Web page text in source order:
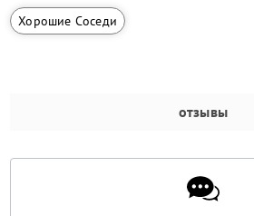
Хорошие Соседи
отзывы